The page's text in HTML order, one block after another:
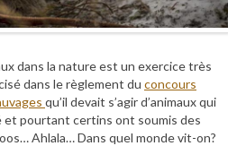
dans la nature est un exercice très
dans le règlement du concours
qu’il devait s’agir d’animaux qui
et pourtant certins ont soumis des
Ahlala… Dans quel monde vit-on?